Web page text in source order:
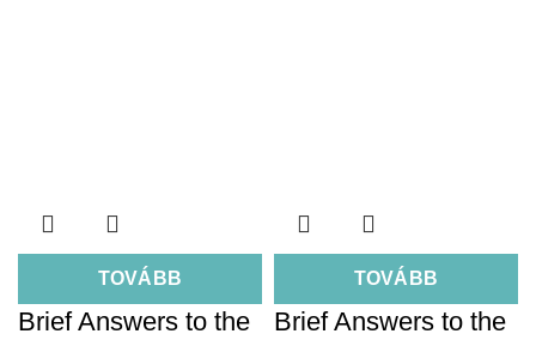
TOVÁBB
Brief Answers to the
TOVÁBB
Brief Answers to the